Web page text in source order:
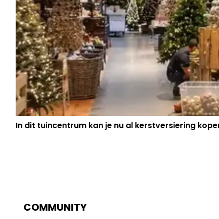
In dit tuincentrum kan je nu al kerstversiering
COMMUNITY